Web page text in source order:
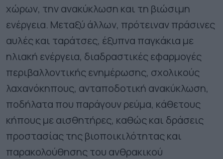
χώρων, την ανακύκλωση και τη βιώσιμη
ενέργεια. Μεταξύ άλλων, πρότειναν πράσινες
αυλές και ταράτσες, έξυπνα παγκάκια με
ηλιακή ενέργεια, διαδραστικές εφαρμογές
περιβαλλοντικής ενημέρωσης, σχολικούς
λαχανόκηπους, ανταποδοτική ανακύκλωση,
ποδήλατα που παράγουν ρεύμα, κάθετους
κήπους με αισθητήρες, καθώς και δράσεις
προστασίας της βιοποικιλότητας και
παρακολούθησης του ανθρακικού